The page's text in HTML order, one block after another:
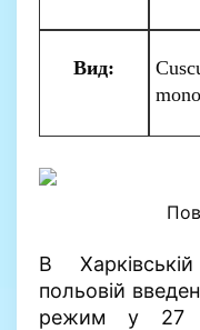
Вид:
В
польовій
режим у 27